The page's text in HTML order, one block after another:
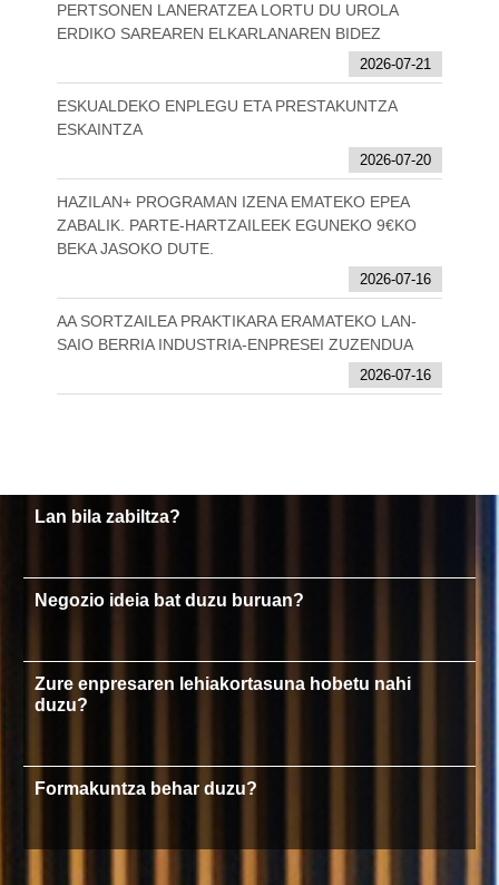
PERTSONEN LANERATZEA LORTU DU UROLA
ERDIKO SAREAREN ELKARLANAREN BIDEZ
2026-07-21
ESKUALDEKO ENPLEGU ETA PRESTAKUNTZA
ESKAINTZA
2026-07-20
HAZILAN+ PROGRAMAN IZENA EMATEKO EPEA
ZABALIK. PARTE-HARTZAILEEK EGUNEKO 9€KO
BEKA JASOKO DUTE.
2026-07-16
AA SORTZAILEA PRAKTIKARA ERAMATEKO LAN-
SAIO BERRIA INDUSTRIA-ENPRESEI ZUZENDUA
2026-07-16
Lan bila zabiltza?
Negozio ideia bat duzu buruan?
Zure enpresaren lehiakortasuna hobetu nahi
duzu?
Formakuntza behar duzu?